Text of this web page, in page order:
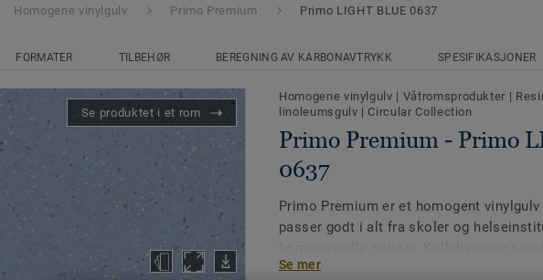
Homogene vinylgulv Primo Premium Primo LIGHT BLUE 0637
FORMATER TILBEHØR BEREGNING AV KARBONAVTRYKK SPESIFIKASJONER
Se produktet i et rom
Homogene vinylgulv | Våtromsprodukter |
linoleumsgulv | Circular Collection
Primo Premium - Primo
0637
Primo Premium er et homogent
passer godt i alt fra skoler og
det enkelt å skape helhetlige og
Se mer